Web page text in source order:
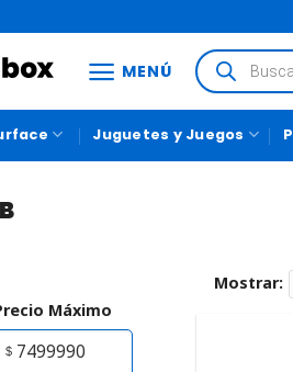
MENÚ
Juguetes y Juegos
Máximo
Mostrar: